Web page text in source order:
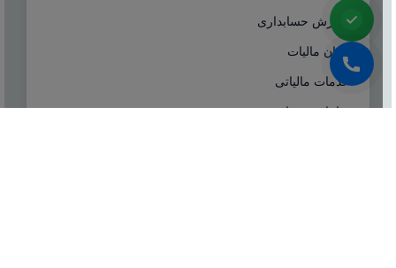
آموزش حسابداری
ایران مالیات
خدمات مالیاتی
سامانه مودیان